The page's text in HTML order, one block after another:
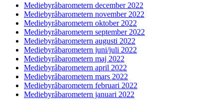
Mediebyråbarometern december 2022
Mediebyråbarometern november 2022
Mediebyråbarometern oktober 2022
Mediebyråbarometern september 2022
Mediebyråbarometern augusti 2022
Mediebyråbarometern juni/juli 2022
Mediebyråbarometern maj 2022
Mediebyråbarometern april 2022
Mediebyråbarometern mars 2022
Mediebyråbarometern februari 2022
Mediebyråbarometern januari 2022